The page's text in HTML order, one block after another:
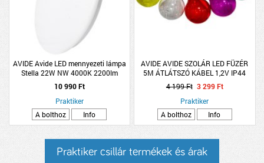
AVIDE Avide LED mennyezeti lámpa
Stella 22W NW 4000K 2200lm
38x11cm csillag effekt
10 990 Ft
Praktiker
A bolthoz
Info
AVIDE AVIDE SZOLÁR LED FÜZÉR
5M ÁTLÁTSZÓ KÁBEL 1,2V IP44
SZÍNES IZZÓ FORMA, MELEG FEHÉR
4 199 Ft 3 299 Ft
Praktiker
A bolthoz
Info
Praktiker csillár termékek és árak